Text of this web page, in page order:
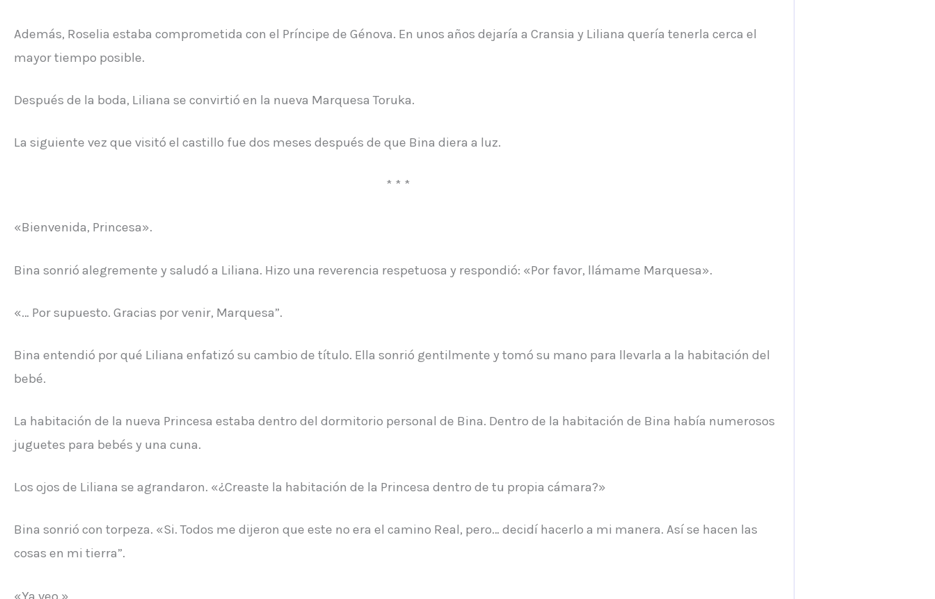
Además, Roselia estaba comprometida con el Príncipe de Génova. En unos años dejaría a Cransia y Liliana quería tenerla cerca el
mayor tiempo posible.
Después de la boda, Liliana se convirtió en la nueva Marquesa Toruka.
La siguiente vez que visitó el castillo fue dos meses después de que Bina diera a luz.
* * *
«Bienvenida, Princesa».
Bina sonrió alegremente y saludó a Liliana. Hizo una reverencia respetuosa y respondió: «Por favor, llámame Marquesa».
«… Por supuesto. Gracias por venir, Marquesa”.
Bina entendió por qué Liliana enfatizó su cambio de título. Ella sonrió gentilmente y tomó su mano para llevarla a la habitación del
bebé.
La habitación de la nueva Princesa estaba dentro del dormitorio personal de Bina. Dentro de la habitación de Bina había numerosos
juguetes para bebés y una cuna.
Los ojos de Liliana se agrandaron. «¿Creaste la habitación de la Princesa dentro de tu propia cámara?»
Bina sonrió con torpeza. «Si. Todos me dijeron que este no era el camino Real, pero… decidí hacerlo a mi manera. Así se hacen las
cosas en mi tierra”.